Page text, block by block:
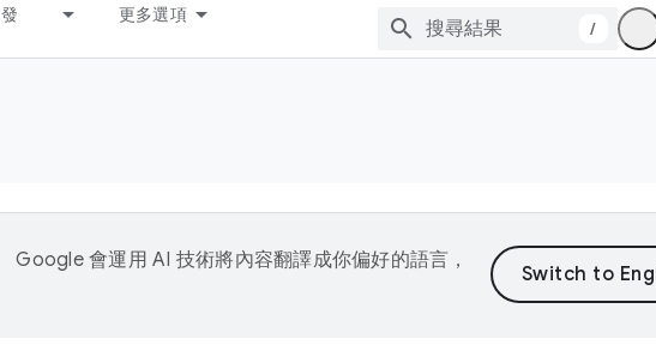
更多選項
/
Google 會運用 AI 技術將內容翻譯成你偏好的語言，